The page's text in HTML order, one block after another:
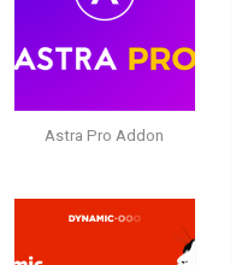
Astra Pro Addon